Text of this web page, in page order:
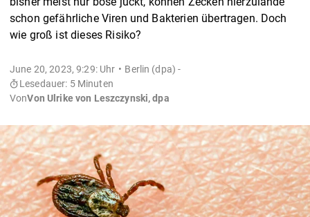
schon gefährliche Viren und Bakterien übertragen. Doch
wie groß ist dieses Risiko?
June 20, 2023, 9:29: Uhr
Berlin (dpa) -
Lesedauer: 5 Minuten
VonVon Ulrike von Leszczynski, dpa